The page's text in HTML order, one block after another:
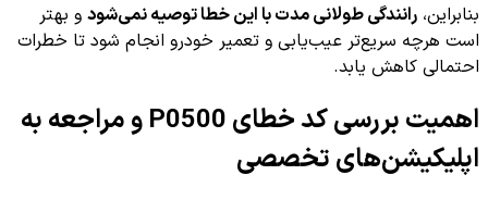
بنابراین، رانندگی طولانی مدت با این خطا توصیه نمی‌شود و بهتر
است هرچه سریع‌تر عیب‌یابی و تعمیر خودرو انجام شود تا خطرات
احتمالی کاهش یابد.
اهمیت بررسی کد خطای P0500 و مراجعه به
اپلیکیشن‌های تخصصی